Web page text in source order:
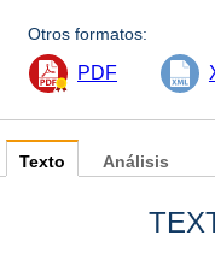
Otros formatos:
PDF
Texto Análisis